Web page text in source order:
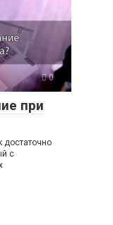
0
при
достаточно
с